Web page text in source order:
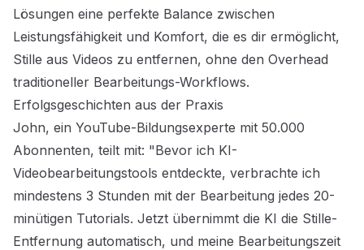
Lösungen eine perfekte Balance zwischen
Leistungsfähigkeit und Komfort, die es dir ermöglicht,
Stille aus Videos zu entfernen, ohne den Overhead
traditioneller Bearbeitungs-Workflows.
Erfolgsgeschichten aus der Praxis
John, ein YouTube-Bildungsexperte mit 50.000
Abonnenten, teilt mit: "Bevor ich KI-
Videobearbeitungstools entdeckte, verbrachte ich
mindestens 3 Stunden mit der Bearbeitung jedes 20-
minütigen Tutorials. Jetzt übernimmt die KI die Stille-
Entfernung automatisch, und meine Bearbeitungszeit